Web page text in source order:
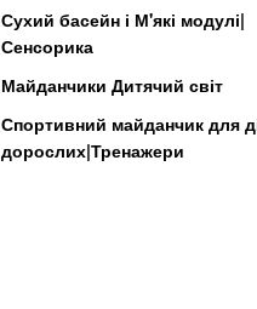
Сухий басейн і М'які модулі|
Сенсорика
Майданчики Дитячий світ
Спортивний майданчик для
дорослих|Тренажери